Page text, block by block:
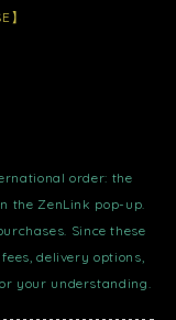
】
order: the
the ZenLink pop-up.
Since these
delivery options,
your understanding.